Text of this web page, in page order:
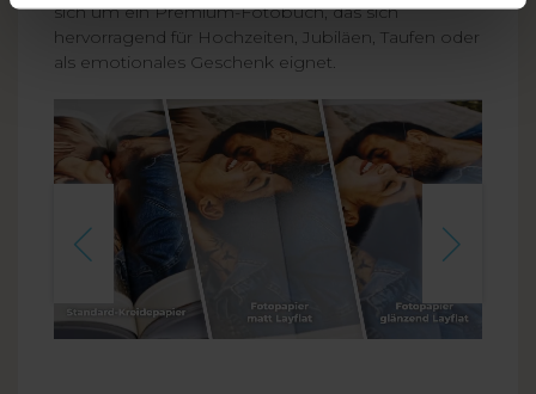
sich um ein Premium-Fotobuch, das sich
hervorragend für Hochzeiten, Jubiläen, Taufen oder
als emotionales Geschenk eignet.